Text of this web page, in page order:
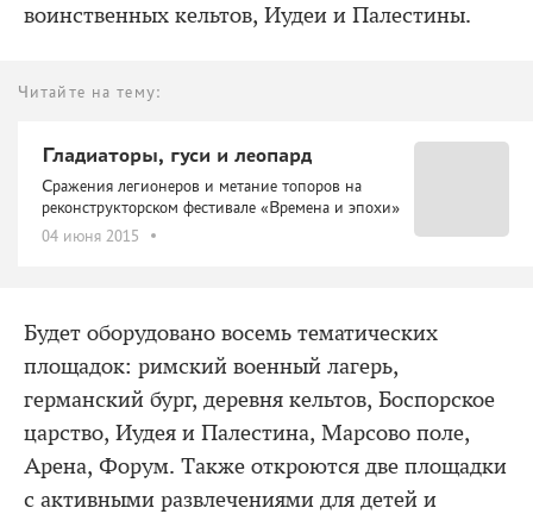
воинственных кельтов, Иудеи и Палестины.
Читайте на тему:
Гладиаторы, гуси и леопард
Сражения легионеров и метание топоров на
реконструкторском фестивале «Времена и эпохи»
04 июня 2015
Будет оборудовано восемь тематических
площадок: римский военный лагерь,
германский бург, деревня кельтов, Боспорское
царство, Иудея и Палестина, Марсово поле,
Арена, Форум. Также откроются две площадки
с активными развлечениями для детей и